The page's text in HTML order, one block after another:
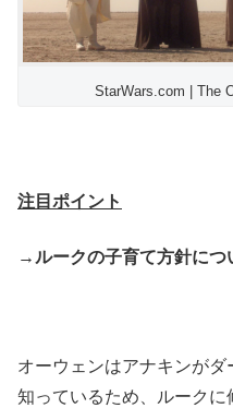
StarWars.com | The
注目ポイント
→ルークの子育て方針につ
オーウェンはアナキンが
知っているため、ルークに